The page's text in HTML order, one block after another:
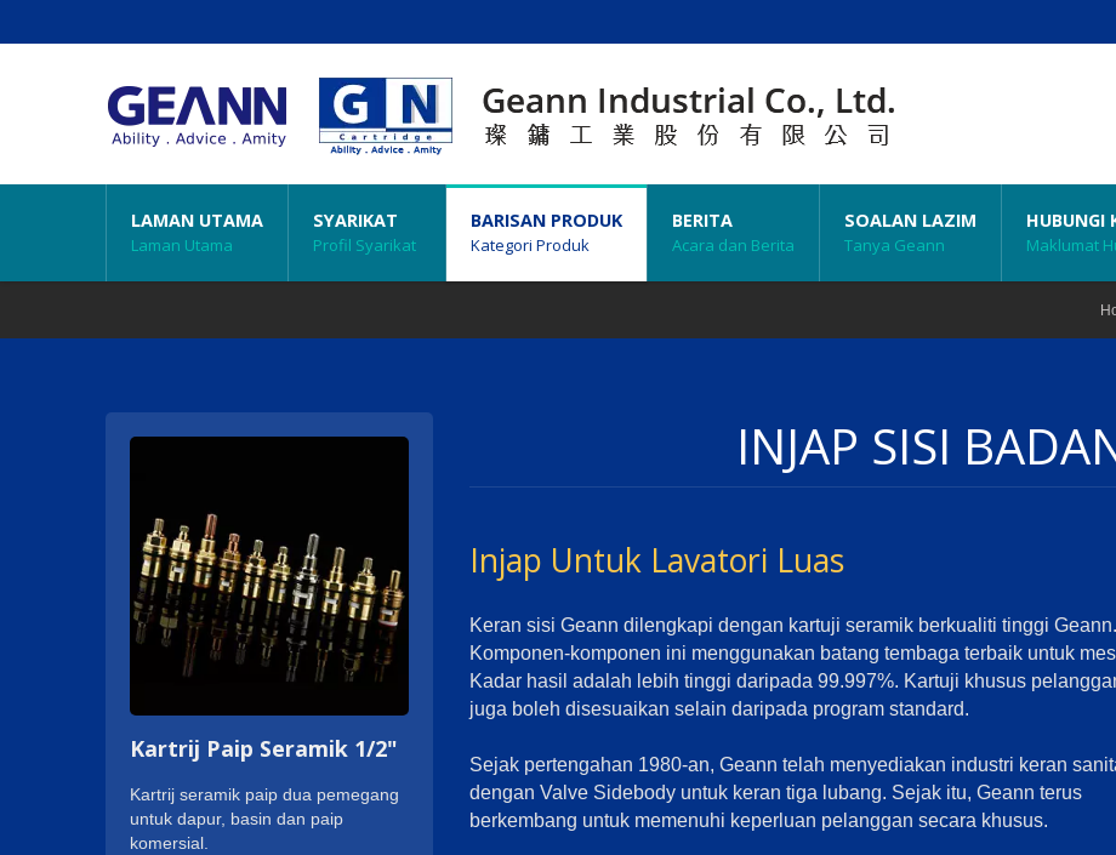
LAMAN UTAMA
Laman Utama
SYARIKAT
Profil Syarikat
BARISAN PRODUK
Kategori Produk
BERITA
Acara dan Berita
SOALAN LAZIM
Tanya Geann
HUBUNGI
Maklumat
Kartrij Paip Seramik 1/2"
Kartrij seramik paip dua pemegang
untuk dapur, basin dan paip
komersial.
INJAP SISI
Injap Untuk Lavatori Luas
Keran sisi Geann dilengkapi dengan kartuji seramik berkualiti tinggi Geann.
Komponen-komponen ini menggunakan batang tembaga terbaik untuk
Kadar hasil adalah lebih tinggi daripada 99.997%. Kartuji khusus
juga boleh disesuaikan selain daripada program standard.
Sejak pertengahan 1980-an, Geann telah menyediakan industri keran
dengan Valve Sidebody untuk keran tiga lubang. Sejak itu, Geann terus
berkembang untuk memenuhi keperluan pelanggan secara khusus.